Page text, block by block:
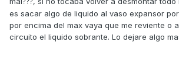
sube,vsr abre la válvula de presión/vacío
radiador, y el líquido sobrante se pasa al
expansión, volviendo al radiador cuando
y se produce un vacío que abre de
es sacar algo de liquido al vaso expansor
por encima del max vaya que me reviente o
circuito el liquido sobrante. Lo dejare algo